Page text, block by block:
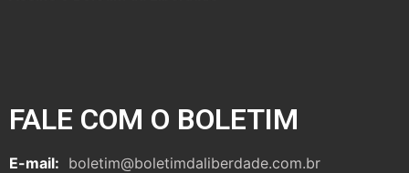
FALE COM O BOLETIM
E-mail: boletim@boletimdaliberdade.com.br